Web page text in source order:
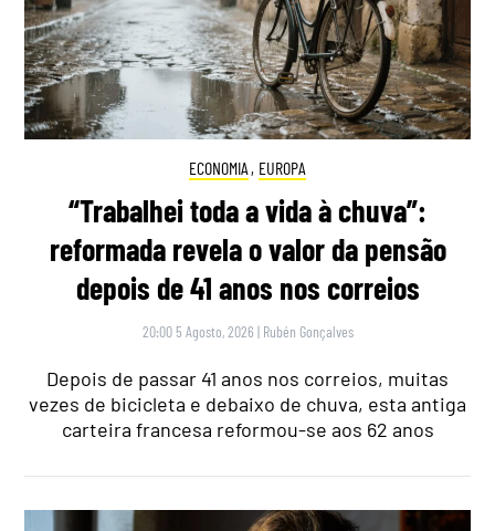
ECONOMIA , EUROPA
“Trabalhei toda a vida à chuva”:
reformada revela o valor da pensão
depois de 41 anos nos correios
20:00 5 Agosto, 2026 | Rubén Gonçalves
Depois de passar 41 anos nos correios, muitas
vezes de bicicleta e debaixo de chuva, esta antiga
carteira francesa reformou-se aos 62 anos